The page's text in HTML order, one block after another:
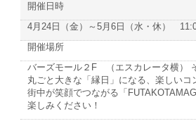
開催日時
4月24日（金）～5月6日（水・休）
開催場所
バーズモール２F （エスカレータ横）
丸ごと大きな「縁日」になる、楽しいコ
街中が笑顔でつながる「
楽しみください！